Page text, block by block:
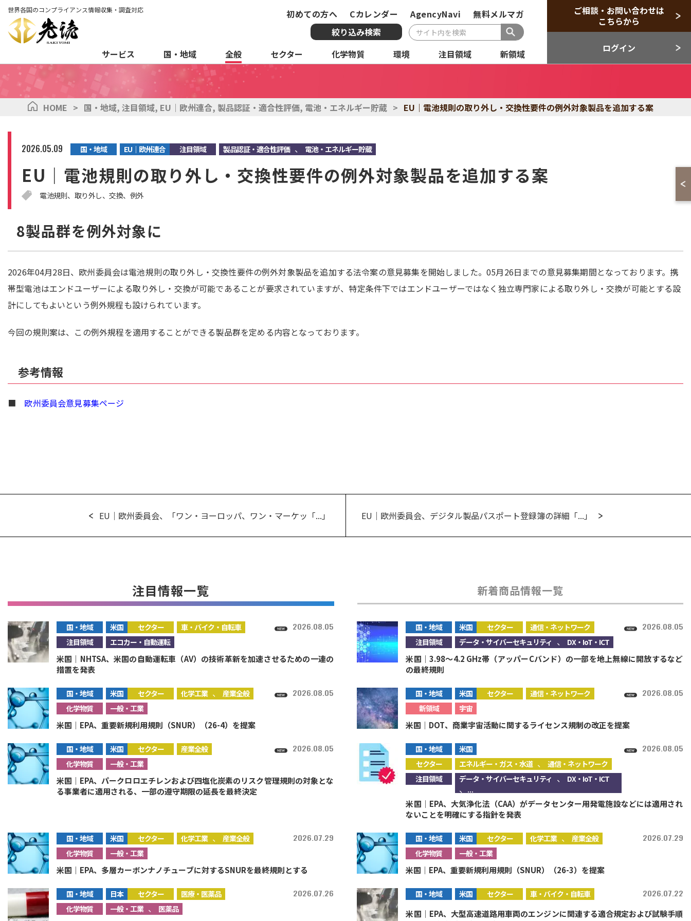
世界各国のコンプライアンス情報収集・調査対応 初めての方へ Cカレンダー AgencyNavi
無料メルマガ
絞り込み検索
サービス
国・地域 全般 セクター 化学物質 環境 注目領域 新領域
ご相談・お問い合わせは
こちらから
ログイン
複合条件検索
サービス 国・地域 全般 セクター
HOME > 国・地域, 注目領域, EU｜欧州連合, 製品認証・適合性評価, 電池・エネルギー貯蔵 > EU｜電池規則の取り外し・交換性要件の例外対象製品を追加する案
2026.05.09 国・地域 EU｜欧州連合 注目領域 製品認証・適合性評価 、 電池・エネルギー貯蔵
EU｜電池規則の取り外し・交換性要件の例外対象製品を追加する案
電池規則 取り外し 交換 例外
8製品群を例外対象に
2026年04月28日、欧州委員会は電池規則の取り外し・交換性要件の例外対象製品を追加する法令案の意見募集を開始しました。05月26日までの意見募集期間となっております。携
帯型電池はエンドユーザーによる取り外し・交換が可能であることが要求されていますが、特定条件下ではエンドユーザーではなく独立専門家による取り外し・交換が可能とする設
計にしてもよいという例外規程も設けられています。
今回の規則案は、この例外規程を適用することができる製品群を定める内容となっております。
参考情報
■ 欧州委員会意見募集ページ
EU｜欧州委員会、「ワン・ヨーロッパ、ワン・マーケッ「...」 EU｜欧州委員会、デジタル製品パスポート登録簿の詳細「...」
注目情報一覧 新着商品情報一覧
国・地域 米国 セクター
車・バイク・自転車
注目領域
エコカー・自動運転
2026.08.05
米国｜NHTSA、米国の自動運転車（AV）の技術革新を加速させるための一連の
措置を発表
国・地域 米国 セクター
通信・ネットワーク
注目領域
データ・サイバーセキュリティ 、 DX・IoT・ICT
2026.08.05
米国｜3.98～4.2 GHz帯（アッパーCバンド）の一部を地上無線に開放するなど
の最終規則
国・地域 米国 セクター 化学工業 、 産業全般
化学物質
一般・工業
2026.08.05
米国｜EPA、重要新規利用規則（SNUR）（26-4）を提案
国・地域 米国 セクター
通信・ネットワーク
新領域
宇宙
2026.08.05
米国｜DOT、商業宇宙活動に関するライセンス規制の改正を提案
国・地域 米国 セクター
産業全般
化学物質
一般・工業
2026.08.05
米国｜EPA、パークロロエチレンおよび四塩化炭素のリスク管理規則の対象とな
る事業者に適用される、一部の遵守期限の延長を最終決定
国・地域
米国
セクター
エネルギー・ガス・水道 、通信・ネットワーク
注目領域
データ・サイバーセキュリティ 、 DX・IoT・ICT
、...
2026.08.05
米国｜EPA、大気浄化法（CAA）がデータセンター用発電施設などには適用され
ないことを明確にする指針を発表
国・地域 米国 セクター 化学工業 、 産業全般
化学物質
一般・工業
2026.07.29
米国｜EPA、多層カーボンナノチューブに対するSNURを最終規則とする
国・地域 米国 セクター 化学工業 、産業全般
化学物質
一般・工業
2026.07.29
米国｜EPA、重要新規利用規則（SNUR）（26-3）を提案
国・地域 日本 セクター
医療・医薬品
化学物質
一般・工業 、 医薬品
2026.07.26 国・地域 米国 セクター 車・バイク・自転車 2026.07.22
米国｜EPA、大型高速道路用車両のエンジンに関連する適合規定および試験手順